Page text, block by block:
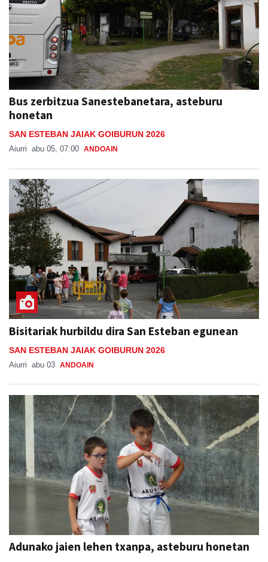
Bus zerbitzua Sanestebanetara, asteburu
honetan
SAN ESTEBAN JAIAK GOIBURUN 2026
Aiurri abu 05, 07:00 ANDOAIN
Bisitariak hurbildu dira San Esteban egunean
SAN ESTEBAN JAIAK GOIBURUN 2026
Aiurri abu 03 ANDOAIN
Adunako jaien lehen txanpa, asteburu honetan